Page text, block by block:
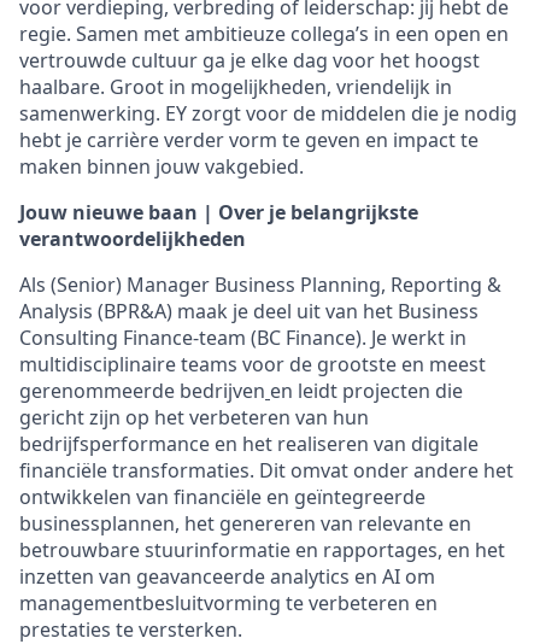
voor verdieping, verbreding of leiderschap: jij hebt de
regie. Samen met ambitieuze collega’s in een open en
vertrouwde cultuur ga je elke dag voor het hoogst
haalbare. Groot in mogelijkheden, vriendelijk in
samenwerking. EY zorgt voor de middelen die je nodig
hebt je carrière verder vorm te geven en impact te
maken binnen jouw vakgebied.
Jouw nieuwe baan | Over je belangrijkste
verantwoordelijkheden
Als (Senior) Manager Business Planning, Reporting &
Analysis (BPR&A) maak je deel uit van het Business
Consulting Finance-team (BC Finance). Je werkt in
multidisciplinaire teams voor de grootste en meest
gerenommeerde bedrijven en leidt projecten die
gericht zijn op het verbeteren van hun
bedrijfsperformance en het realiseren van digitale
financiële transformaties. Dit omvat onder andere het
ontwikkelen van financiële en geïntegreerde
businessplannen, het genereren van relevante en
betrouwbare stuurinformatie en rapportages, en het
inzetten van geavanceerde analytics en AI om
managementbesluitvorming te verbeteren en
prestaties te versterken.